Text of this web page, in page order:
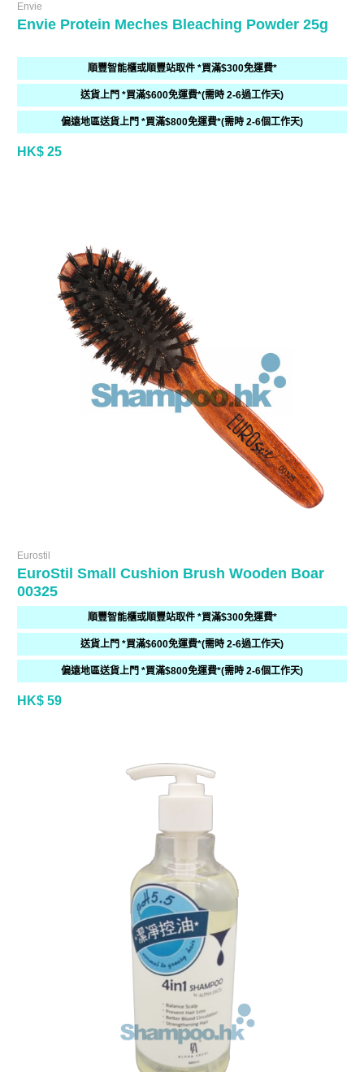
Envie
Envie Protein Meches Bleaching Powder 25g
順豐智能櫃或順豐站取件 *買滿$300免運費*
送貨上門 *買滿$600免運費*(需時 2-6過工作天)
偏遠地區送貨上門 *買滿$800免運費*(需時 2-6個工作天)
HK$ 25
Eurostil
EuroStil Small Cushion Brush Wooden Boar
00325
順豐智能櫃或順豐站取件 *買滿$300免運費*
送貨上門 *買滿$600免運費*(需時 2-6過工作天)
偏遠地區送貨上門 *買滿$800免運費*(需時 2-6個工作天)
HK$ 59